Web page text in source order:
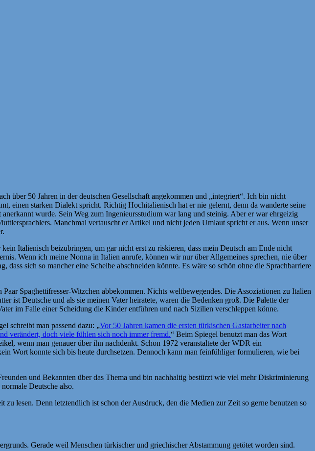
über 50 Jahren in der deutschen Gesellschaft angekommen und „integriert“. Ich bin nicht
einen starken Dialekt spricht. Richtig Hochitalienisch hat er nie gelernt, denn da wanderte seine
wurde. Sein Weg zum Ingenieursstudium war lang und steinig. Aber er war ehrgeizig
Manchmal vertauscht er Artikel und nicht jeden Umlaut spricht er aus. Wenn unser
Italienisch beizubringen, um gar nicht erst zu riskieren, dass mein Deutsch am Ende nicht
Wenn ich meine Nonna in Italien anrufe, können wir nur über Allgemeines sprechen, nie über
sich so mancher eine Scheibe abschneiden könnte. Es wäre so schön ohne die Sprachbarriere
Spaghettifresser-Witzchen abbekommen. Nichts weltbewegendes. Die Assoziationen zu Italien
ist Deutsche und als sie meinen Vater heiratete, waren die Bedenken groß. Die Palette der
im Falle einer Scheidung die Kinder entführen und nach Sizilien verschleppen könne.
schreibt man passend dazu: „Vor 50 Jahren kamen die ersten türkischen Gastarbeiter nach
verändert, doch viele fühlen sich noch immer fremd.“ Beim Spiegel benutzt man das Wort
wenn man genauer über ihn nachdenkt. Schon 1972 veranstaltete der WDR ein
Wort konnte sich bis heute durchsetzen. Dennoch kann man feinfühliger formulieren, wie bei
und Bekannten über das Thema und bin nachhaltig bestürzt wie viel mehr Diskriminierung
Deutsche also.
lesen. Denn letztendlich ist schon der Ausdruck, den die Medien zur Zeit so gerne benutzen so
Gerade weil Menschen türkischer und griechischer Abstammung getötet worden sind.